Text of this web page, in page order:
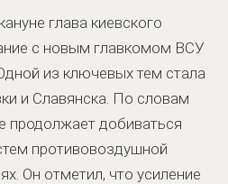
глава киевского
с новым главкомом ВСУ
из ключевых тем стала
и Славянска. По словам
продолжает добиваться
противовоздушной
Он отметил, что усиление